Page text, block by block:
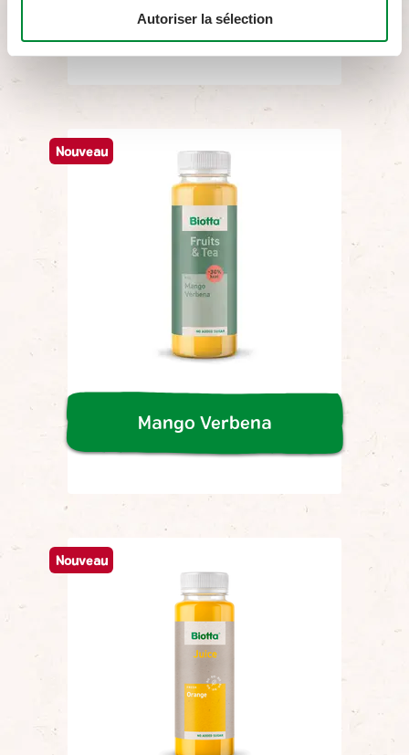
Autoriser la sélection
Abricot Elderflower
Nouveau
Mango Verbena
Nouveau